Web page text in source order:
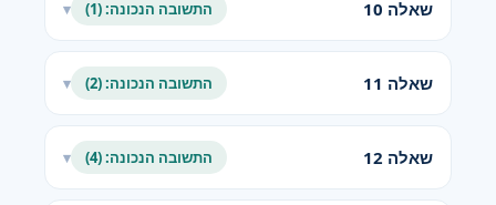
שאלה 10 התשובה הנכונה: (1) ▾
שאלה 11 התשובה הנכונה: (2) ▾
שאלה 12 התשובה הנכונה: (4) ▾